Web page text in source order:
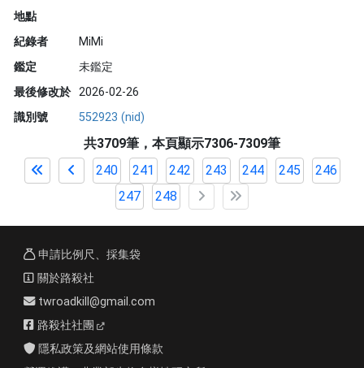
地點
紀錄者
MiMi
鑑定
未鑑定
最後修改於 2026-02-26
識別號
552923 (nid)
共3709筆，本頁顯示7306-7309筆
240
241 242 243 244 245
246
247
248
申請比例尺、採集袋
關於路殺社
twroadkill@gmail.com
路殺社社團
隱私政策及網站使用條款